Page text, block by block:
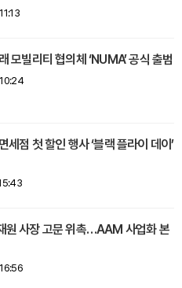
모빌리티 협의체 ‘NUMA’ 공식 출범
세점 첫 할인 행사 ‘블랙 플라이 데이’
원 사장 고문 위촉…AAM 사업화 본